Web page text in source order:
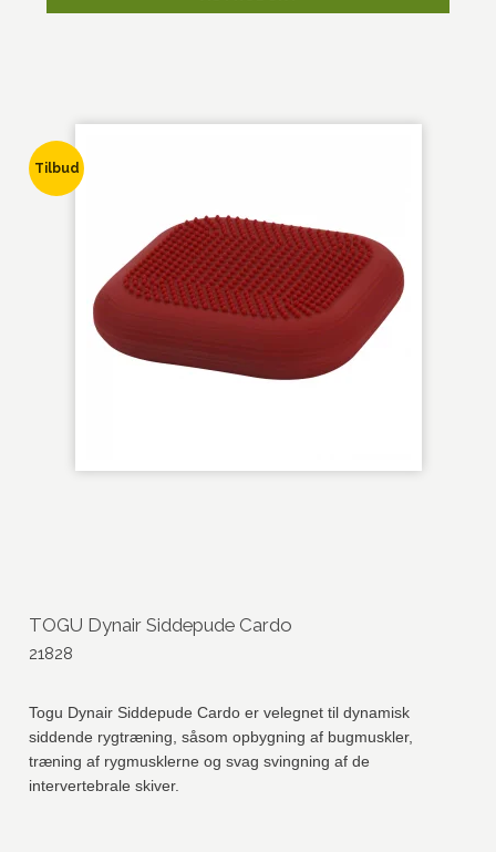
Tilbud
TOGU Dynair Siddepude Cardo
21828
Togu Dynair Siddepude Cardo er velegnet til dynamisk
siddende rygtræning, såsom opbygning af bugmuskler,
træning af rygmusklerne og svag svingning af de
intervertebrale skiver.